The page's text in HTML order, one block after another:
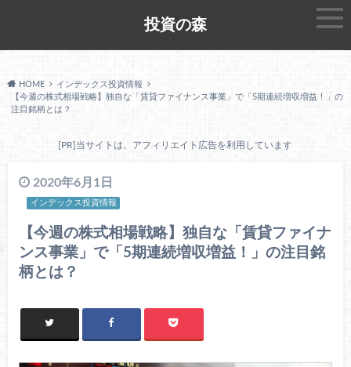
投資の森
HOME
インデックス投資情報
【今週の株式相場戦略】独自な「賃貸ファイナンス事業」で「5期連続増収増益！」の
注目銘柄とは？
[PR]当サイトは、アフィリエイト広告を利用しています
2020年6月1日
インデックス投資情報
【今週の株式相場戦略】独自な「賃貸ファイナ
ンス事業」で「5期連続増収増益！」の注目銘
柄とは？